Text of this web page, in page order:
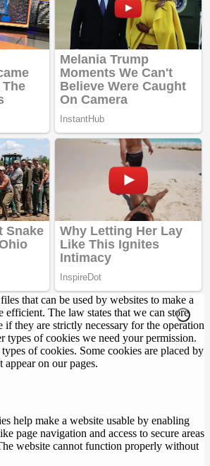
that can be used by websites to make a
efficient. The law states that we can store
if they are strictly necessary for the operation
types of cookies we need your permission.
of cookies. Some cookies are placed by
appear on our pages.
help make a website usable by enabling
page navigation and access to secure areas
website cannot function properly without